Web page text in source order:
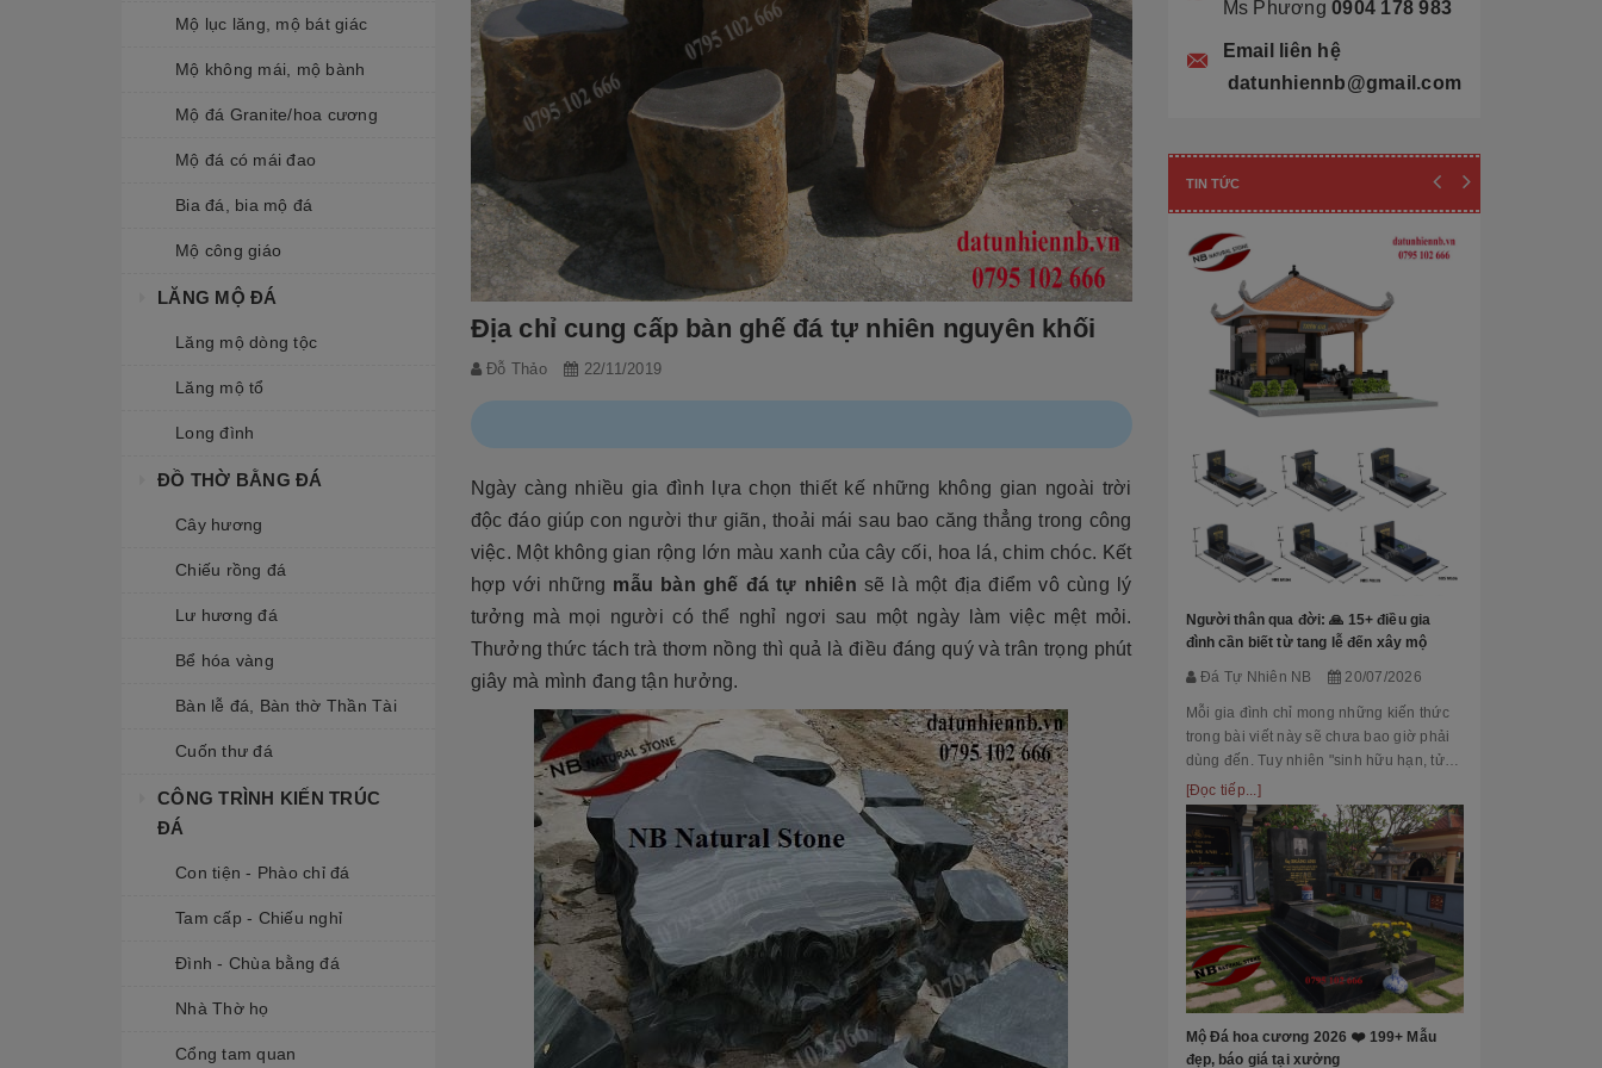
Mộ lục lăng, mộ bát giác
Mộ không mái, mộ bành
Mộ đá Granite/hoa cương
Mộ đá có mái đao
Bia đá, bia mộ đá
Mộ công giáo
LĂNG MỘ ĐÁ
Lăng mộ dòng tộc
Lăng mộ tổ
Long đình
ĐỒ THỜ BẰNG ĐÁ
Cây hương
Chiếu rồng đá
Lư hương đá
Bể hóa vàng
Bàn lễ đá, Bàn thờ Thần Tài
Cuốn thư đá
CÔNG TRÌNH KIẾN TRÚC
ĐÁ
Con tiện - Phào chỉ đá
Tam cấp - Chiếu nghỉ
Đình - Chùa bằng đá
Nhà Thờ họ
Cổng tam quan
Địa chỉ cung cấp bàn ghế đá tự nhiên nguyên khối
Đỗ Thảo 22/11/2019
Ngày càng nhiều gia đình lựa chọn thiết kế những không gian ngoài trời
độc đáo giúp con người thư giãn, thoải mái sau bao căng thẳng trong công
việc. Một không gian rộng lớn màu xanh của cây cối, hoa lá, chim chóc. Kết
hợp với những mẫu bàn ghế đá tự nhiên sẽ là một địa điểm vô cùng lý
tưởng mà mọi người có thể nghỉ ngơi sau một ngày làm việc mệt mỏi.
Thưởng thức tách trà thơm nồng thì quả là điều đáng quý và trân trọng phút
giây mà mình đang tận hưởng.
Ms Phương 0904 178 983
Email liên hệ
datunhiennb@gmail.com
TIN TỨC
Người thân qua đời: 🙏 15+ điều gia
đình cần biết từ tang lễ đến xây mộ
Đá Tự Nhiên NB 20/07/2026
Mỗi gia đình chỉ mong những kiến thức
trong bài viết này sẽ chưa bao giờ phải
dùng đến. Tuy nhiên "sinh hữu hạn, tử
bất kỳ" việc chuẩn bị đầy đủ kiến thức về
các thủ tục, nghi lễ và xây dựng mộ
phầ...
[Đọc tiếp...]
Mộ Đá hoa cương 2026 ❤️ 199+ Mẫu
đẹp, báo giá tại xưởng